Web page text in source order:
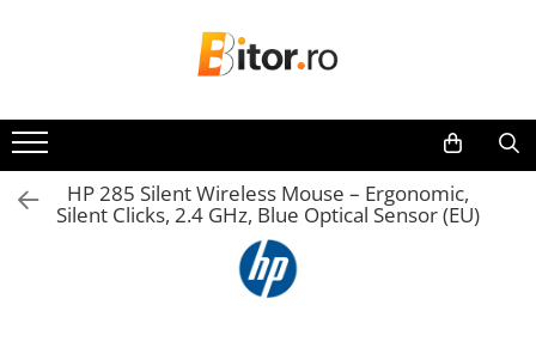
Laptop , PC, Tablete
Laptop-uri
Laptop-uri Gaming
Laptop-uri Workstation
HP 285 Silent Wireless Mouse – Ergonomic,
Silent Clicks, 2.4 GHz, Blue Optical Sensor (EU)